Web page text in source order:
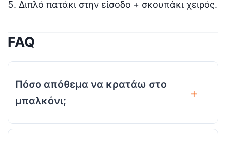
Διπλό πατάκι στην είσοδο + σκουπάκι χειρός.
FAQ
Πόσο απόθεμα να κρατάω στο
μπαλκόνι;